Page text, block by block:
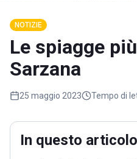
NOTIZIE
Le spiagge
Sarzana
25 maggio 2023 Tempo di
In questo articolo